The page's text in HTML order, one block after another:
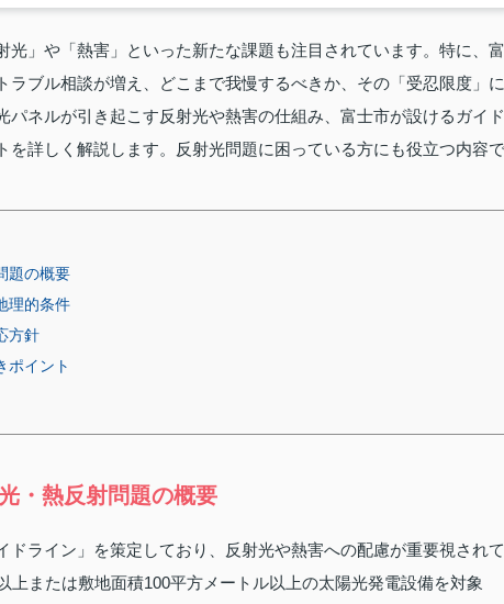
」や「熱害」といった新たな課題も注目されています。特に、富
ブル相談が増え、どこまで我慢するべきか、その「受忍限度」に
ネルが引き起こす反射光や熱害の仕組み、富士市が設けるガイド
詳しく解説します。反射光問題に困っている方にも役立つ内容で
題の概要
理的条件
方針
ポイント
・熱反射問題の概要
ライン」を策定しており、反射光や熱害への配慮が重要視されて
または敷地面積100平方メートル以上の太陽光発電設備を対象